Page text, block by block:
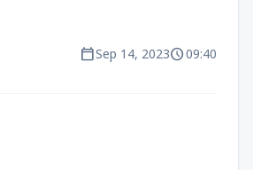
calendar_todaySep 14, 2023schedule09:40